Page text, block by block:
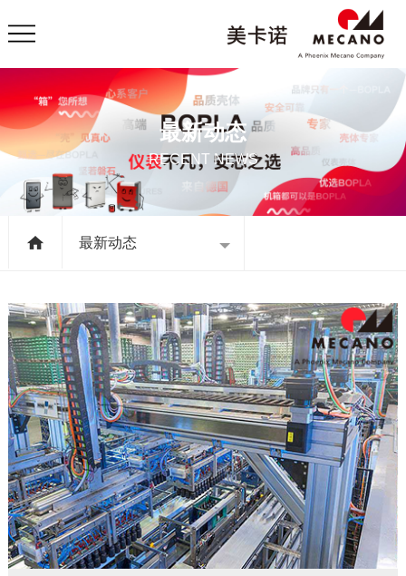
最新动态
RECENT NEWS
最新动态